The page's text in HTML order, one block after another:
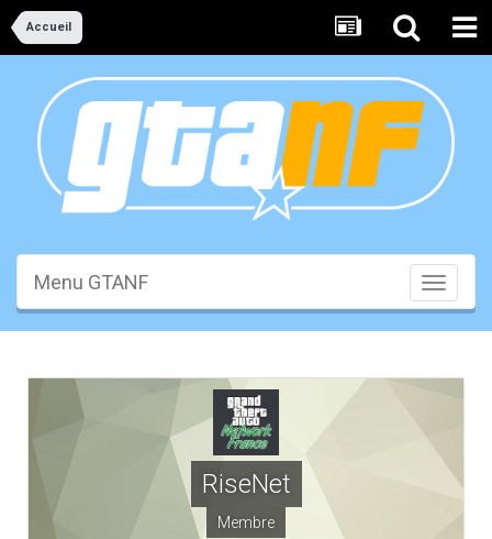
Accueil
Toggle
Menu GTANF
RiseNet
Membre